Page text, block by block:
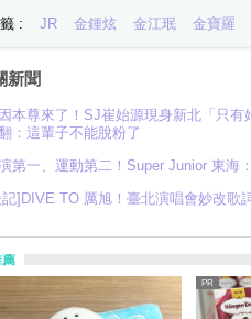
: JR 金鍾炫 金江珉 金寶羅
新聞
本尊來了！SJ崔始源現身新北「只
：這輩子不能脫粉了
第一、運動第二！Super Junior 東海
記]DIVE TO 厲旭！臺北演唱會妙改歌